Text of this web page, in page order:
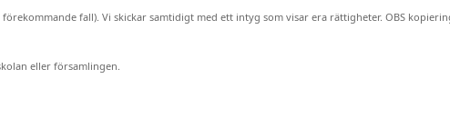
fall). Vi skickar samtidigt med ett intyg som visar era rättigheter. OBS
eller församlingen.